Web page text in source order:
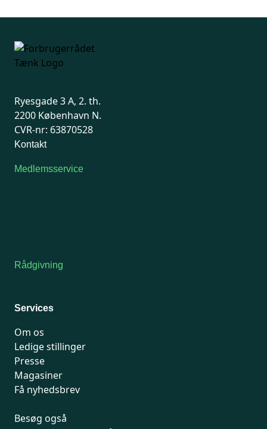
Ryesgade 3 A, 2. th.
2200 København N.
CVR-nr: 63870528
Kontakt
Medlemsservice
Rådgivning
Services
Om os
Ledige stillinger
Presse
Magasiner
Få nyhedsbrev
Besøg også